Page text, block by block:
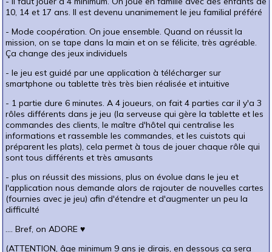
10, 14 et 17 ans. Il est devenu unanimement le jeu familial préféré
- Mode coopération. On joue ensemble. Quand on réussit la
mission, on se tape dans la main et on se félicite, très agréable.
Ça change des jeux individuels
- le jeu est guidé par une application à télécharger sur
smartphone ou tablette très très bien réalisée et intuitive
- 1 partie dure 6 minutes. A 4 joueurs, on fait 4 parties car il y'a 3
rôles différents dans je jeu (la serveuse qui gère la tablette et les
commandes des clients, le maître d'hôtel qui centralise les
informations et rassemble les commandes, et les cuistots qui
préparent les plats), cela permet à tous de jouer chaque rôle qui
sont tous différents et très amusants
- plus on réussit des missions, plus on évolue dans le jeu et
l'application nous demande alors de rajouter de nouvelles cartes
(fournies avec je jeu) afin d'étendre et d'augmenter un peu la
difficulté
.... Bref, on ADORE ♥
(ATTENTION, âge minimum 9 ans je dirais, en dessous ça sera